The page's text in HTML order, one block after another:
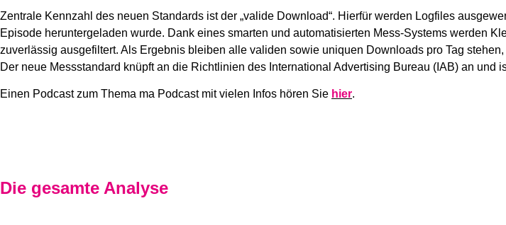
Zentrale Kennzahl des neuen Standards ist der „valide Download“. Hierfür werden Logfiles
Episode heruntergeladen wurde. Dank eines smarten und automatisierten Mess-Systems werden
zuverlässig ausgefiltert. Als Ergebnis bleiben alle validen sowie uniquen Downloads pro Tag
Der neue Messstandard knüpft an die Richtlinien des International Advertising Bureau (IAB) an und
Einen Podcast zum Thema ma Podcast mit vielen Infos hören Sie hier.
Die gesamte Analyse